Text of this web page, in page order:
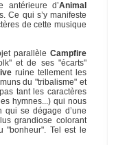
antérieure d’Animal
Ce qui s’y manifeste
de cette musique
parallèle Campfire
et de ses "écarts"
ruine tellement les
du "tribalisme" et
tant les caractères
hymnes...) qui nous
qui se dégage d’une
grandiose colorant
"bonheur". Tel est le